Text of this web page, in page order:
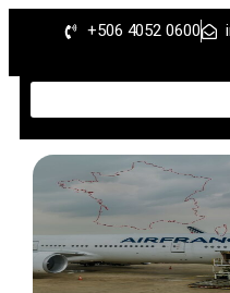
+506 4052 0600